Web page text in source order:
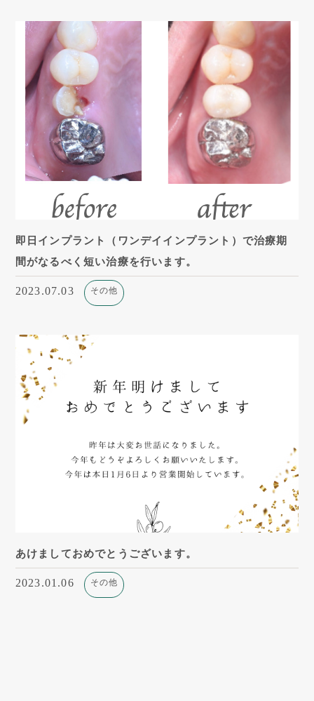
即日インプラント（ワンデイインプラント）で治療期
間がなるべく短い治療を行います。
2023.07.03 その他
あけましておめでとうございます。
2023.01.06 その他